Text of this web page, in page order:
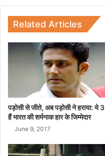
री
ना
थ
ड़
प
ति
Related Articles
पड़ोसी से जीते, अब पड़ोसी ने हराया: ये 3
हैं भारत की शर्मनाक हार के जिम्मेदार
June 9, 2017